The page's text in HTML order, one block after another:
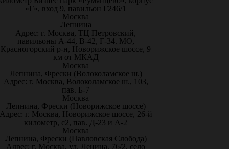
«Г», вход 9, павильон Г246/1
Москва
Лепнина
Адрес: г. Москва, ТЦ Петровский,
павильоны А-44, В-42, Г-34. МО,
Красногорский р-н, Новорижское шоссе, 9
км от МКАД
Москва
Лепнина, Фрески (Волоколамское ш.)
Адрес: г. Москва, Волоколамское ш., 103,
пав. Б-7
Москва
Лепнина, Фрески (Новорижское шоссе)
г. Москва, Новорижское шоссе, 26-й
километр, с2, пав. Д-23 и А-2
Москва
Лепнина, Фрески (Павловская Слобода)
Адрес: г. Москва, ул. Ленина, 76/2, село